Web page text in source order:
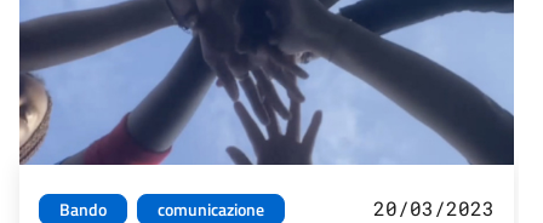
Bando comunicazione 20/03/2023